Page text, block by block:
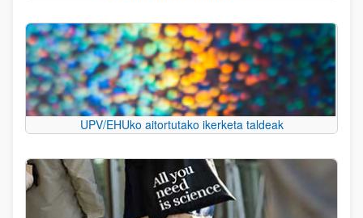
UPV/EHUko aitortutako ikerketa taldeak